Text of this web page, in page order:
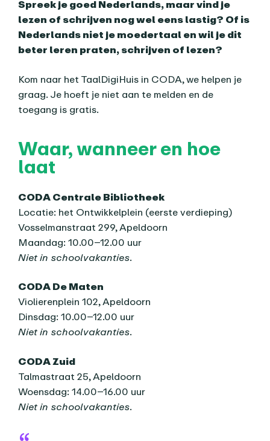
Spreek je goed Nederlands, maar vind je
lezen of schrijven nog wel eens lastig? Of is
Nederlands niet je moedertaal en wil je dit
beter leren praten, schrijven of lezen?
Kom naar het TaalDigiHuis in CODA, we helpen je
graag. Je hoeft je niet aan te melden en de
toegang is gratis.
Waar, wanneer en hoe
laat
CODA Centrale Bibliotheek
Locatie: het Ontwikkelplein (eerste verdieping)
Vosselmanstraat 299, Apeldoorn
Maandag: 10.00–12.00 uur
Niet in schoolvakanties.
CODA De Maten
Violierenplein 102, Apeldoorn
Dinsdag: 10.00–12.00 uur
Niet in schoolvakanties.
CODA Zuid
Talmastraat 25, Apeldoorn
Woensdag: 14.00–16.00 uur
Niet in schoolvakanties.